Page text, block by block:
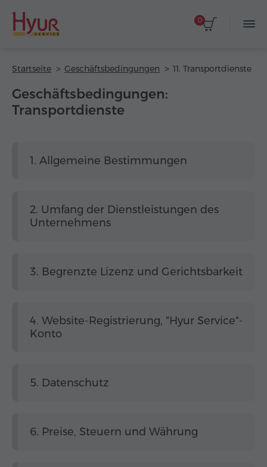
0
Startseite Geschäftsbedingungen 11. Transportdienste
Geschäftsbedingungen:
Transportdienste
1. Allgemeine Bestimmungen
2. Umfang der Dienstleistungen des
Unternehmens
3. Begrenzte Lizenz und Gerichtsbarkeit
4. Website-Registrierung, "Hyur Service"-
Konto
5. Datenschutz
6. Preise, Steuern und Währung